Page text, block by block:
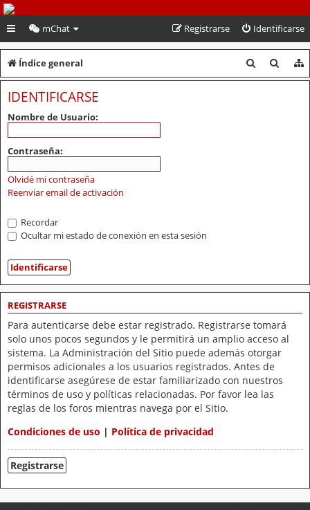
PeruVoley.com
mChat Identificarse
Registrarse
Índice general
u
u
IDENTIFICARSE
Nombre de Usuario:
Contraseña:
Olvidé mi contraseña
Reenviar email de activación
Recordar
Ocultar mi estado de conexión en esta sesión
REGISTRARSE
Para autenticarse debe estar registrado. Registrarse tomará
solo unos pocos segundos y le permitirá un amplio acceso al
sistema. La Administración del Sitio puede además otorgar
permisos adicionales a los usuarios registrados. Antes de
identificarse asegúrese de estar familiarizado con nuestros
términos de uso y políticas relacionadas. Por favor lea las
reglas de los foros mientras navega por el Sitio.
Condiciones de uso | Política de privacidad
Registrarse